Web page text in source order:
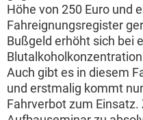
Höhe von 250 Euro und
Fahreignungsregister
Bußgeld erhöht sich bei
Auch gibt es in diesem
und erstmalig kommt
Fahrverbot zum